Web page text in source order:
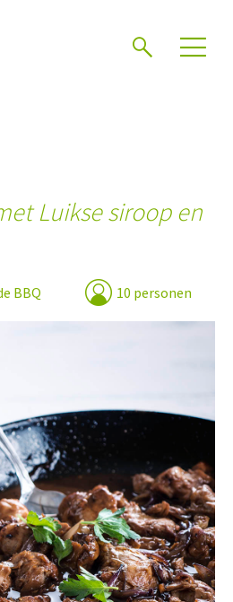
Luikse siroop en
BBQ 10 personen